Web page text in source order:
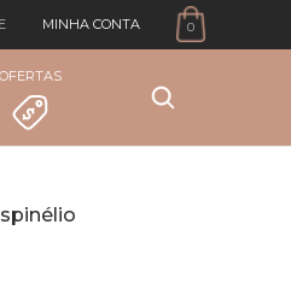
MINHA CONTA 0
OFERTAS